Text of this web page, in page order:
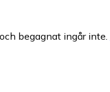
begagnat ingår inte.